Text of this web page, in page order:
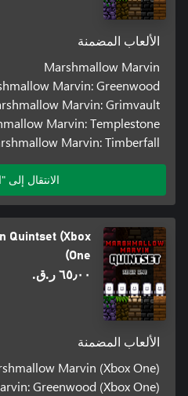
الألعاب المضمنة
Marshmallow Marvin
Marvin: Greenwood
Marvin: Grimvault
Marvin: Templestone
Marvin: Timberfall
الانتقال إلى
Quintset (Xbox
One)
٦٥٫٠٠ ر.ق.‏
الألعاب المضمنة
Marvin (Xbox One)
Greenwood (Xbox One)